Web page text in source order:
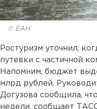
© ЕАН
Ростуризм уточнил,
путевки с частичной
Напомним, бюджет
млрд рублей.
Догузова сообщила,
недели, сообщает